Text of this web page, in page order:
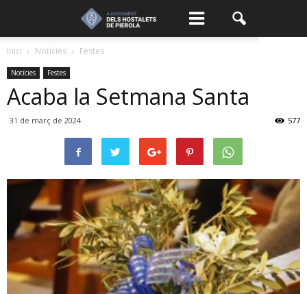
Inici Notícies Festes
Notícies Festes
Acaba la Setmana Santa
31 de març de 2024 577